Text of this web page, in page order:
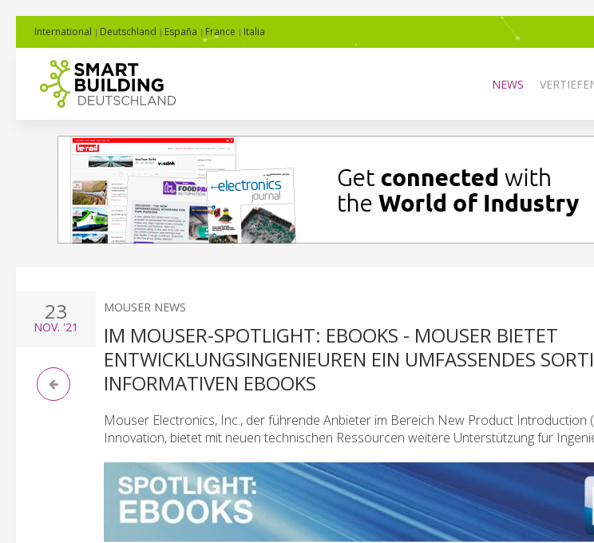
International Deutschland España France Italia
NEWS
23
NOV. '21
MOUSER NEWS
IM MOUSER-SPOTLIGHT: EBOOKS - MOUSER BIETET
ENTWICKLUNGSINGENIEUREN EIN UMFASSENDES
INFORMATIVEN EBOOKS
Mouser Electronics, Inc., der führende Anbieter im Bereich New Product Introduction
Innovation, bietet mit neuen technischen Ressourcen weitere Unterstützung für